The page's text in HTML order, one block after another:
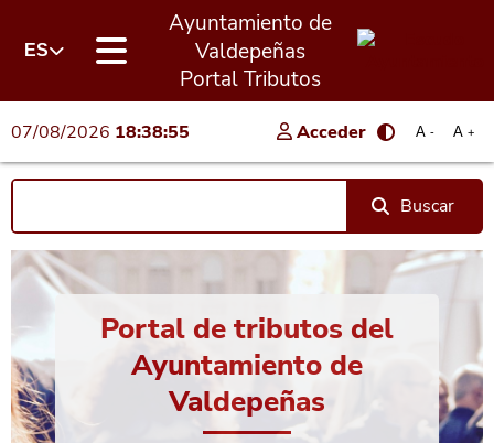
ES
Ayuntamiento de
Valdepeñas
Portal Tributos
07/08/2026 18:38:55 Acceder A +
A -
Buscar
Portal de tributos del
Ayuntamiento de
Valdepeñas